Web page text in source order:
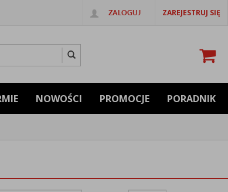
ZALOGUJ ZAREJESTRUJ SIĘ
NOWOŚCI PROMOCJE PORADNIK